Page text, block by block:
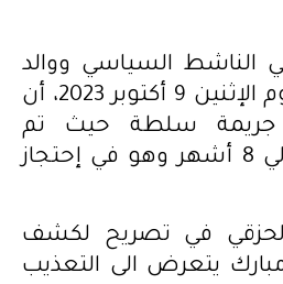
الناشط السياسي ووالد
جوهر بن مبارك، اليوم الإثنين 9 أكتوبر 2023، أن
جريمة سلطة حيث تم
“إختطافه” منذ حوالي 8 أشهر وهو في إحتجاز
في تصريح لكشف
يتعرض الى التعذيب